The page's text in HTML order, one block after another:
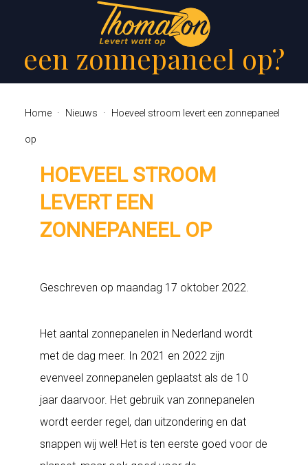
Hoeveel stroom levert
een zonnepaneel op?
Home Nieuws Hoeveel stroom levert een zonnepaneel
op
HOEVEEL STROOM
LEVERT EEN
ZONNEPANEEL OP
Geschreven op maandag 17 oktober 2022
Het aantal zonnepanelen in Nederland wordt
met de dag meer. In 2021 en 2022 zijn
evenveel zonnepanelen geplaatst als de 10
jaar daarvoor. Het gebruik van zonnepanelen
wordt eerder regel, dan uitzondering en dat
snappen wij wel! Het is ten eerste goed voor de